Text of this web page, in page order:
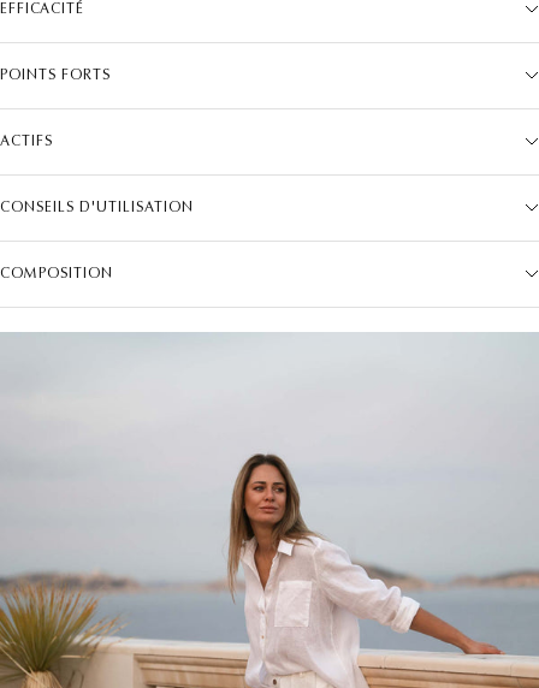
EFFICACITÉ
POINTS FORTS
ACTIFS
CONSEILS D'UTILISATION
COMPOSITION